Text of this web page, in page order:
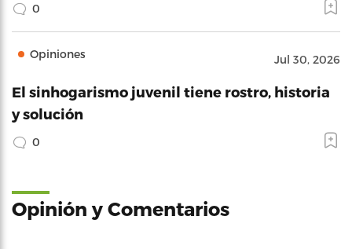
0
Opiniones Jul 30, 2026
El sinhogarismo juvenil tiene rostro, historia
y solución
0
Opinión y Comentarios